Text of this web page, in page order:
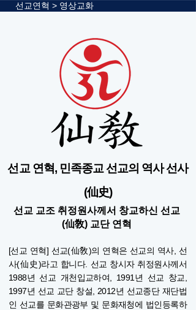
선교연혁 > 영상교화
선교 연혁, 민족종교 선교의 역사 선사
(仙史)
선교 교조 취정원사께서 창교하신 선교
(仙敎) 교단 연혁
[선교 연혁] 선교(仙敎)의 연혁은 선교의 역사, 선
사(仙史)라고 합니다. 선교 창시자 취정원사께서
1988년 선교 개천입교하여, 1991년 선교 창교,
1997년 선교 교단 창설, 2012년 선교종단 재단법
인 선교를 문화관광부 및 문화재청에 법인등록하